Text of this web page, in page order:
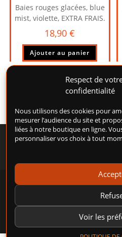
Respect de
confidentialité
Nous utilisons des cookies pour
mesurer l’audience du site et
liées à notre boutique en ligne.
personnaliser vos choix à tout
Voir les
Baies rouges glacées, blue
mist, violette, EXTRA FRAIS.
18,90€
Ajouter au panier
POLITIQUE DE
CONDITIONS GÉNÉRALES
CONDITIONS GÉNÉRALES DE VENTE